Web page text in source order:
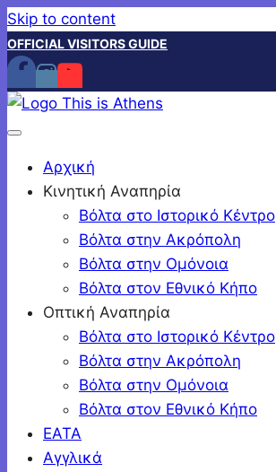
Skip to content
OFFICIAL VISITORS GUIDE
Αρχική
Κινητική Αναπηρία
Βόλτα στο Ιστορικό Κέντρο
Βόλτα στην Ακρόπολη
Βόλτα στην Ομόνοια
Βόλτα στον Εθνικό Κήπο
Οπτική Αναπηρία
Βόλτα στο Ιστορικό Κέντρο
Βόλτα στην Ακρόπολη
Βόλτα στην Ομόνοια
Βόλτα στον Εθνικό Κήπο
ΕΑΤΑ
Αγγλικά